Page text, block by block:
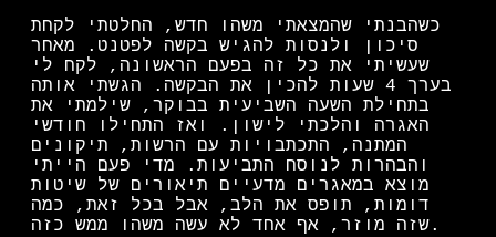
כשהבנתי שהמצאתי משהו חדש, החלטתי לקחת
סיכון ולנסות להגיש בקשה לפטנט. מאחר
שעשיתי את כל זה בפעם הראשונה, לקח לי
בערך 4 שעות להכין את הבקשה. הגשתי אותה
בתחילת השעה השביעית בבוקר, שילמתי את
האגרה והלכתי לישון. ואז התחילו חודשי
המתנה, התכתבויות עם הרשות, תיקונים
והבהרות לנוסח התביעות. מדי פעם הייתי
מוצא במאגרים מדעיים תיאורים של שיטות
דומות, תופס את הלב, אבל בכל זאת, כמה
שזה מוזר, אף אחד לא עשה משהו ממש כזה.